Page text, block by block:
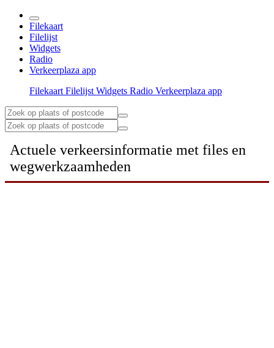
Filekaart
Filelijst
Widgets
Radio
Verkeerplaza app
Filekaart Filelijst Widgets Radio Verkeerplaza app
Actuele verkeersinformatie met files en
wegwerkzaamheden